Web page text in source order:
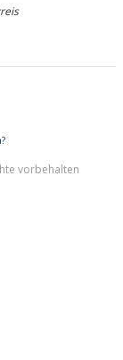
vorbehalten